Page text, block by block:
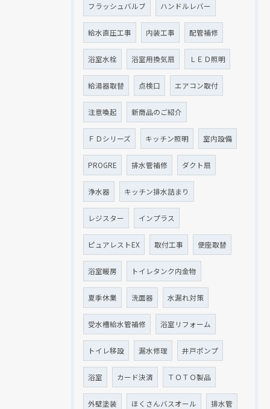
フラッシュバルブ ハンドルレバー
給水直圧工事 内装工事 配管補修
浴室水栓 浴室用換気扇 ＬＥＤ照明
給湯器取替 点検口 エアコン取付
注意喚起 新商品のご紹介
ＦＤシリーズ キッチン照明 室内設備
PROGRE 排水管補修 ダクト扇
浄水器 キッチン排水詰まり
レジスター インプラス
ピュアレストEX 取付工事 便座取替
浴室暖房 トイレタンク内金物
夏季休業 洗面器 水漏れ対策
受水槽給水管補修 浴室リフォーム
トイレ移設 漏水修理 井戸ポンプ
浴室 カード決済 ＴＯＴＯ製品
外壁塗装 ほくさんバスオール 排水管